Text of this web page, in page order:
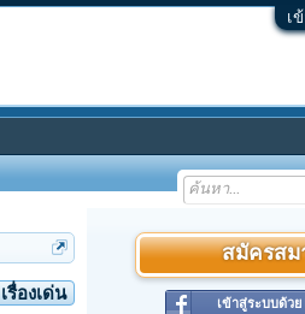
เ
เรื่องเด่น
สมัครสม
เข้าสู่ระบบด้ว